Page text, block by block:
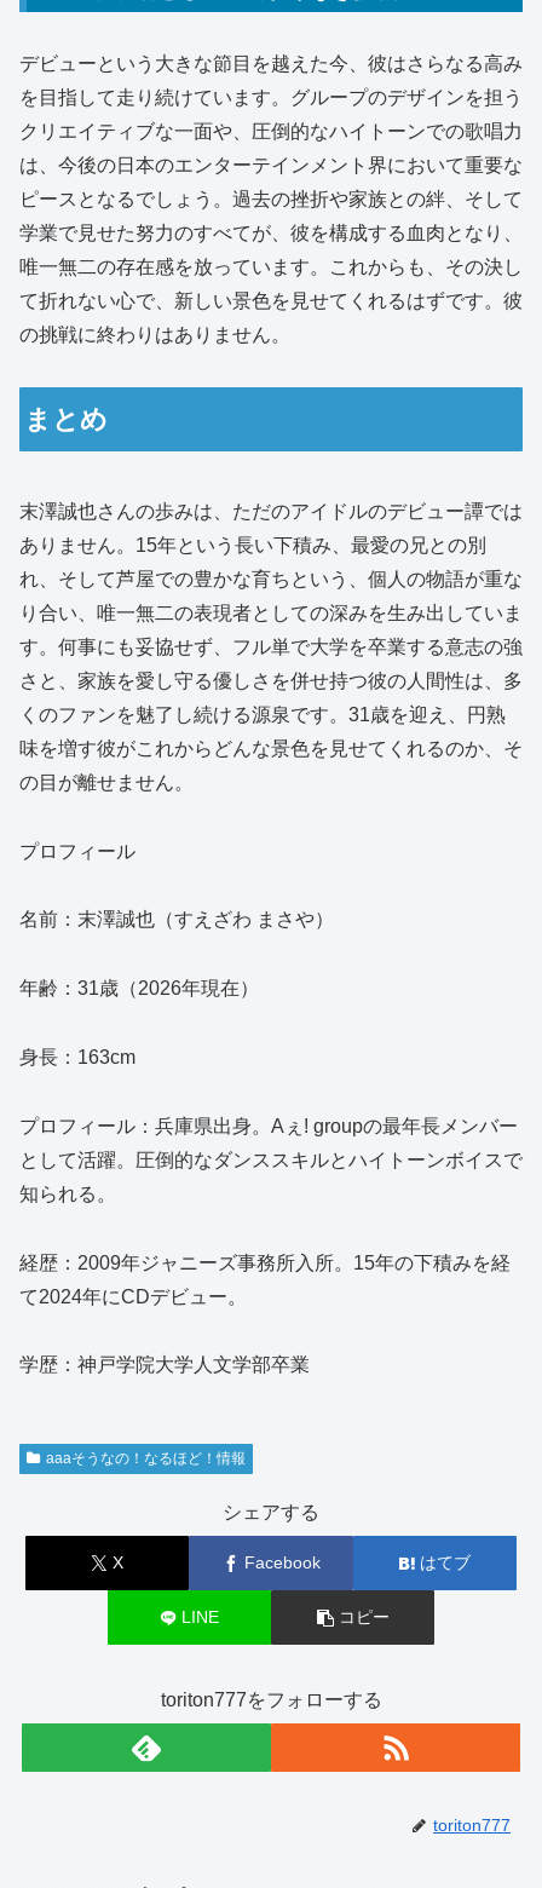
デビューという大きな節目を越えた今、彼はさらなる高み
を目指して走り続けています。グループのデザインを担う
クリエイティブな一面や、圧倒的なハイトーンでの歌唱力
は、今後の日本のエンターテインメント界において重要な
ピースとなるでしょう。過去の挫折や家族との絆、そして
学業で見せた努力のすべてが、彼を構成する血肉となり、
唯一無二の存在感を放っています。これからも、その決し
て折れない心で、新しい景色を見せてくれるはずです。彼
の挑戦に終わりはありません。
まとめ
末澤誠也さんの歩みは、ただのアイドルのデビュー譚では
ありません。15年という長い下積み、最愛の兄との別
れ、そして芦屋での豊かな育ちという、個人の物語が重な
り合い、唯一無二の表現者としての深みを生み出していま
す。何事にも妥協せず、フル単で大学を卒業する意志の強
さと、家族を愛し守る優しさを併せ持つ彼の人間性は、多
くのファンを魅了し続ける源泉です。31歳を迎え、円熟
味を増す彼がこれからどんな景色を見せてくれるのか、そ
の目が離せません。
プロフィール
名前：末澤誠也（すえざわ まさや）
年齢：31歳（2026年現在）
身長：163cm
プロフィール：兵庫県出身。Aぇ! groupの最年長メンバー
として活躍。圧倒的なダンススキルとハイトーンボイスで
知られる。
経歴：2009年ジャニーズ事務所入所。15年の下積みを経
て2024年にCDデビュー。
学歴：神戸学院大学人文学部卒業
aaaそうなの！なるほど！情報
シェアする
X Facebook はてブ
LINE コピー
toriton777をフォローする
toriton777